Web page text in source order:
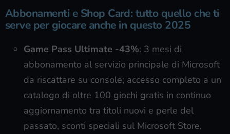
Abbonamenti e Shop Card: tutto quello che ti
serve per giocare anche in questo 2025
Game Pass Ultimate -43%: 3 mesi di
abbonamento al servizio principale di Microsoft
da riscattare su console; accesso completo a un
catalogo di oltre 100 giochi gratis in continuo
aggiornamento tra titoli nuovi e perle del
passato, sconti speciali sul Microsoft Store,